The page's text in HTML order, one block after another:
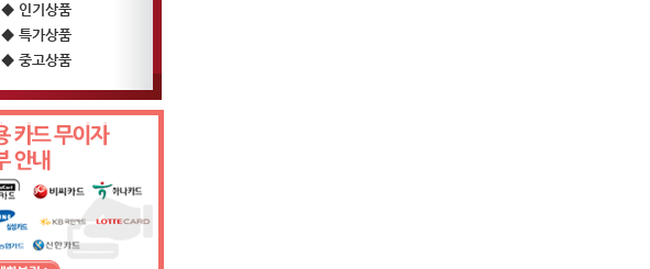
◆ 인기상품
◆ 특가상품
◆ 중고상품